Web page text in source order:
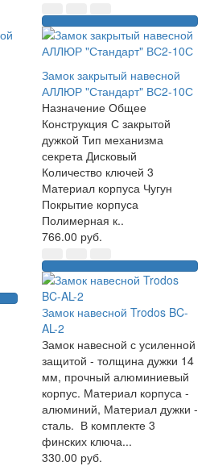
Замок закрытый навесной
АЛЛЮР "Стандарт" ВС2-10С
Назначение Общее
Конструкция С закрытой
дужкой Тип механизма
секрета Дисковый
Количество ключей 3
Материал корпуса Чугун
Покрытие корпуса
Полимерная к..
766.00 руб.
Замок навесной Trodos BC-
AL-2
Замок навесной с усиленной
защитой - толщина дужки 14
мм, прочный алюминиевый
корпус. Материал корпуса -
алюминий, Материал дужки -
сталь. В комплекте 3
финских ключа...
330.00 руб.